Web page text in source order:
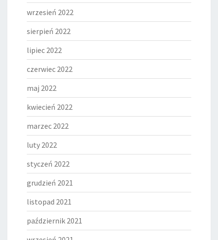
wrzesień 2022
sierpień 2022
lipiec 2022
czerwiec 2022
maj 2022
kwiecień 2022
marzec 2022
luty 2022
styczeń 2022
grudzień 2021
listopad 2021
październik 2021